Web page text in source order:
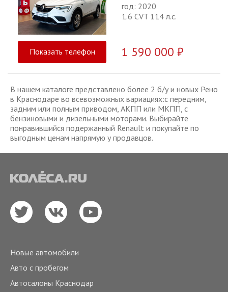
год: 2020
1.6 CVT 114 л.с.
Показать телефон 1 590 000 ₽
В нашем каталоге представлено более 2 б/у и новых Рено
в Краснодаре во всевозможных вариациях:с передним,
задним или полным приводом, АКПП или МКПП, с
бензиновыми и дизельными моторами. Выбирайте
понравившийся подержанный Renault и покупайте по
выгодным ценам напрямую у продавцов.
Новые автомобили
Авто с пробегом
Автосалоны Краснодар